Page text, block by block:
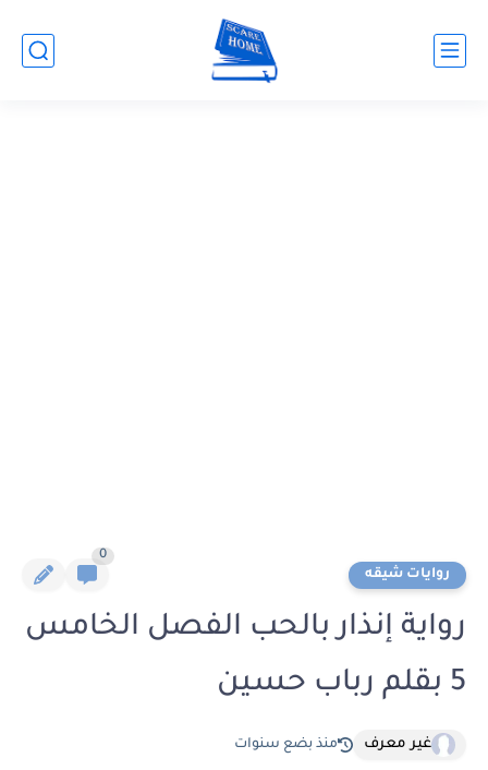
روايات شيقه
0
رواية إنذار بالحب الفصل الخامس
5 بقلم رباب حسين
غير معرف منذ بضع سنوات